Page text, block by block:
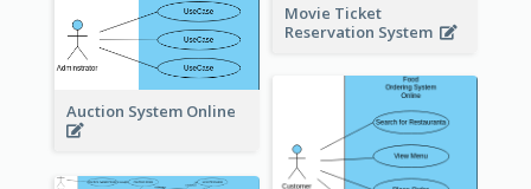
Auction System Online
Movie Ticket
Reservation System